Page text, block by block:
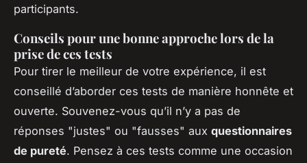
participants.
Conseils pour une bonne approche lors de la
prise de ces tests
Pour tirer le meilleur de votre expérience, il est
conseillé d’aborder ces tests de manière honnête et
ouverte. Souvenez-vous qu’il n’y a pas de
réponses "justes" ou "fausses" aux questionnaires
de pureté. Pensez à ces tests comme une occasion